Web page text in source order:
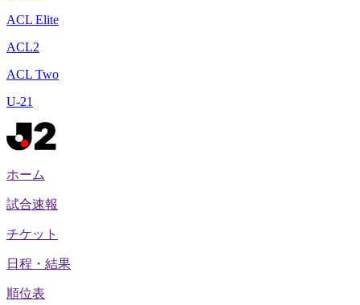
ACL Elite
ACL2
ACL Two
U-21
ホーム
試合速報
チケット
日程・結果
順位表